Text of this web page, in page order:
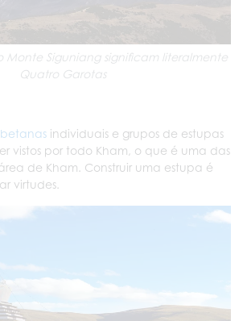
Monte Siguniang significam literalmente
Quatro Garotas
individuais e grupos de estupas
vistos por todo Kham, o que é uma das
de Kham. Construir uma estupa é
virtudes.